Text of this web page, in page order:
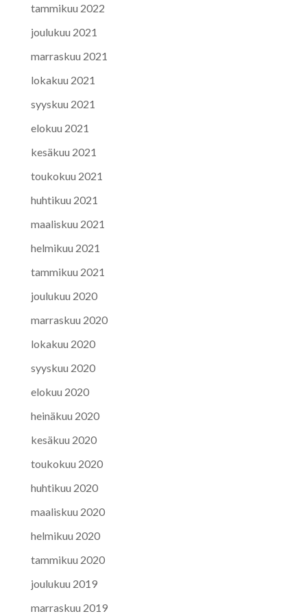
tammikuu 2022
joulukuu 2021
marraskuu 2021
lokakuu 2021
syyskuu 2021
elokuu 2021
kesäkuu 2021
toukokuu 2021
huhtikuu 2021
maaliskuu 2021
helmikuu 2021
tammikuu 2021
joulukuu 2020
marraskuu 2020
lokakuu 2020
syyskuu 2020
elokuu 2020
heinäkuu 2020
kesäkuu 2020
toukokuu 2020
huhtikuu 2020
maaliskuu 2020
helmikuu 2020
tammikuu 2020
joulukuu 2019
marraskuu 2019